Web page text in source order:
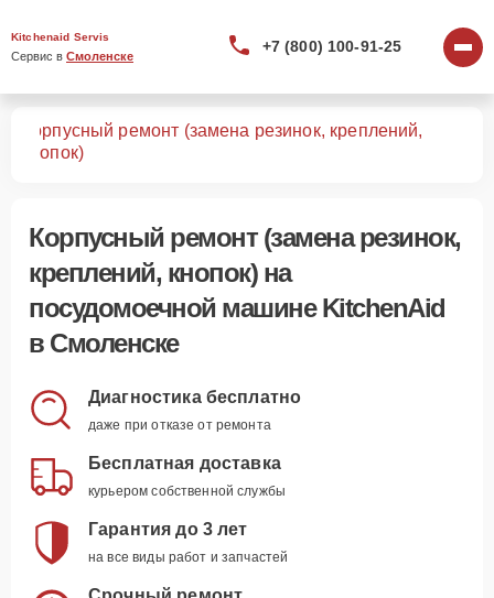
Kitchenaid Servis
Сервис в Смоленске
+7 (800) 100-91-25
Корпусный ремонт (замена резинок, креплений,
кнопок)
Корпусный ремонт (замена резинок,
креплений, кнопок)на
посудомоечной машине KitchenAid
в Смоленске
Диагностика бесплатно
даже при отказе от ремонта
Бесплатная доставка
курьером собственной службы
Гарантия до 3 лет
на все виды работ и запчастей